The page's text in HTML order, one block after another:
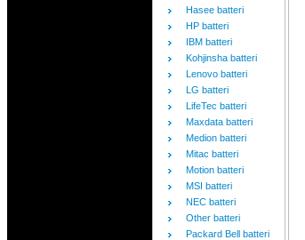
Hasee batteri
HP batteri
IBM batteri
Kohjinsha batteri
Lenovo batteri
LG batteri
LifeTec batteri
Maxdata batteri
Medion batteri
Mitac batteri
Motion batteri
MSI batteri
NEC batteri
Other batteri
Packard Bell batteri